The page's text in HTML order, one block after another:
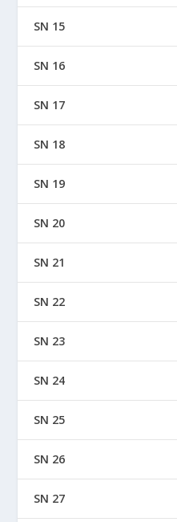
SN 15
SN 16
SN 17
SN 18
SN 19
SN 20
SN 21
SN 22
SN 23
SN 24
SN 25
SN 26
SN 27